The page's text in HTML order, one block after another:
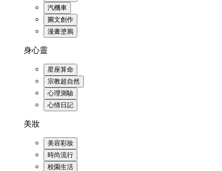
汽機車
圖文創作
漫畫塗鴉
身心靈
星座算命
宗教超自然
心理測驗
心情日記
美妝
美容彩妝
時尚流行
校園生活